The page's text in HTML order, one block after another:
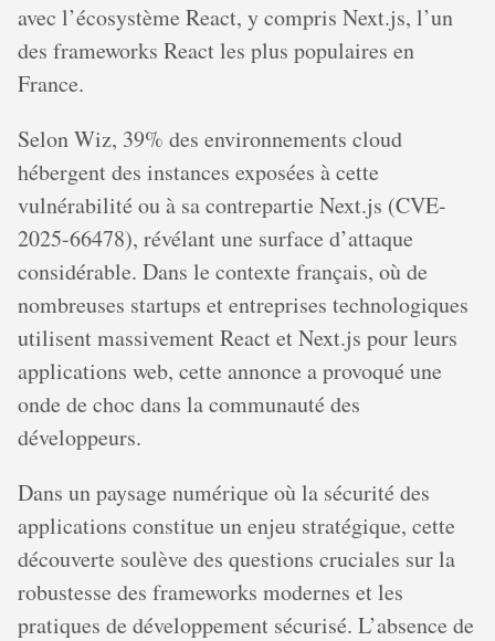
avec l’écosystème React, y compris Next.js, l’un
des frameworks React les plus populaires en
France.
Selon Wiz, 39% des environnements cloud
hébergent des instances exposées à cette
vulnérabilité ou à sa contrepartie Next.js (CVE-
2025-66478), révélant une surface d’attaque
considérable. Dans le contexte français, où de
nombreuses startups et entreprises technologiques
utilisent massivement React et Next.js pour leurs
applications web, cette annonce a provoqué une
onde de choc dans la communauté des
développeurs.
Dans un paysage numérique où la sécurité des
applications constitue un enjeu stratégique, cette
découverte soulève des questions cruciales sur la
robustesse des frameworks modernes et les
pratiques de développement sécurisé. L’absence de